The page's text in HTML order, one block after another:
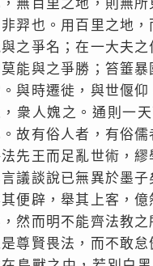
無百里之地，則無
羿也。用百里之地
之爭名；在一大夫
莫能與之爭勝；笞箠
與時遷徙，與世偃
，衆人媿之。通則一
故有俗人者，有俗
先王而足亂世術，
議談說已無異於墨
便辟，舉其上客，
然而明不能齊法教
尊賢畏法，而不敢